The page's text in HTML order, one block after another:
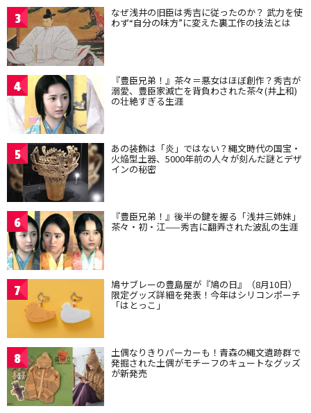
3 なぜ浅井の旧臣は秀吉に従ったのか？ 武力を使
わず“自分の味方”に変えた裏工作の技法とは
4 『豊臣兄弟！』茶々＝悪女はほぼ創作？秀吉が
溺愛、豊臣家滅亡を背負わされた茶々(井上和)
の壮絶すぎる生涯
5 あの装飾は「炎」ではない？縄文時代の国宝・
火焔型土器、5000年前の人々が刻んだ謎とデザ
インの秘密
6 『豊臣兄弟！』後半の鍵を握る「浅井三姉妹」
茶々・初・江——秀吉に翻弄された波乱の生涯
7 鳩サブレーの豊島屋が『鳩の日』（8月10日）
限定グッズ詳細を発表！今年はシリコンポーチ
「はとっこ」
8 土偶なりきりパーカーも！青森の縄文遺跡群で
発掘された土偶がモチーフのキュートなグッズ
が新発売